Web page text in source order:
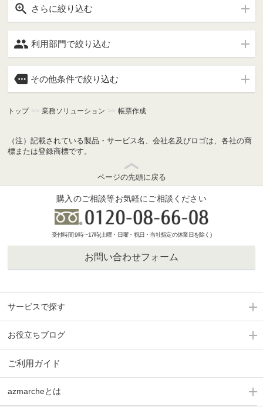
 さらに絞り込む
 利用部門で絞り込む
 その他条件で絞り込む
トップ >> 業務ソリューション >> 帳票作成
（注）記載されている製品・サービス名、会社名及びロゴは、各社の商
標または登録商標です。
ページの先頭に戻る
購入のご相談等お気軽にご相談ください
受付時間 9時 ~17時(土曜・日曜・祝日・当社指定の休業日を除く)
お問い合わせフォーム
サービスで探す
お役立ちブログ
ご利用ガイド
azmarcheとは